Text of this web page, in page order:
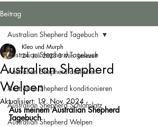
Beitrag
Australian Shepherd Tagebuch
Australian Shepherd auslasten
Australian Shepherd konditionieren
Australian Shepherd Schlafplatz
Australian Shepherd Welpen
Australian Shepherd Tagebuch
Australian Shepherd
Welpen
Kleo und Murph
24. Juli 2023 3 Min. Lesezeit
Aktualisiert: 19. Nov. 2024
Aus meinem Australian Shepherd
Tagebuch